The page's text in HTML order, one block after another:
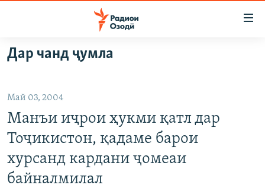
Ҷаҳиш
ба
аслӣ
ба
феҳристи
Ҷаҳиш
ба
ГӮШАҲО
ОСИЁИ МАРКАЗӢ
САЛОМ, ХОҲАР
ТАҲҚИҚОТ
ҶАНГ ДАР УКРАИНА
Дар чанд ҷумла
Май 03, 2004
Манъи иҷрои ҳукми қатл дар
Тоҷикистон, қадаме барои
хурсанд кардани ҷомеаи
байналмилал